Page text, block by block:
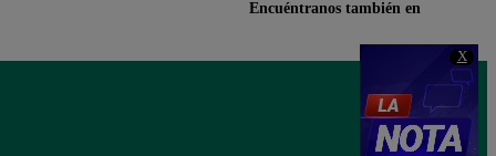
X
Encuéntranos también en